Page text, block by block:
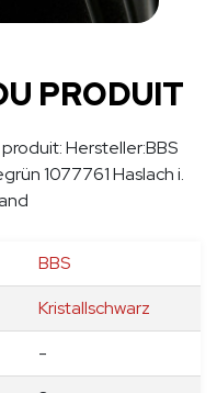
PRODUIT
Hersteller:BBS
1077761 Haslach i.
BBS
Kristallschwarz
-